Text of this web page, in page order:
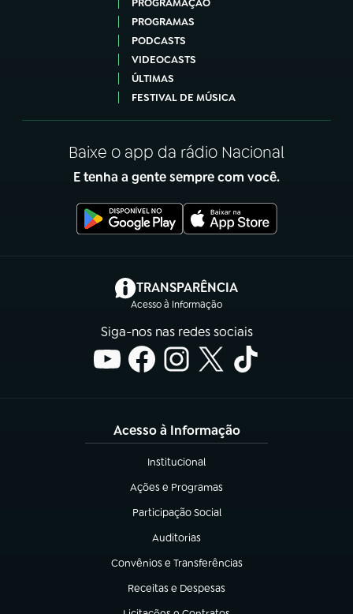
PROGRAMAÇÃO
PROGRAMAS
PODCASTS
VIDEOCASTS
ÚLTIMAS
FESTIVAL DE MÚSICA
Baixe o app da rádio Nacional
E tenha a gente sempre com você.
TRANSPARÊNCIA
Acesso à Informação
(abre em nova aba)
Siga-nos nas redes sociais
Acesso à Informação
Institucional
(abre em nova aba)
Ações e Programas
(abre em nova aba)
Participação Social
(abre em nova aba)
Auditorias
(abre em nova aba)
Convênios e Transferências
(abre em nova aba)
Receitas e Despesas
(abre em nova aba)